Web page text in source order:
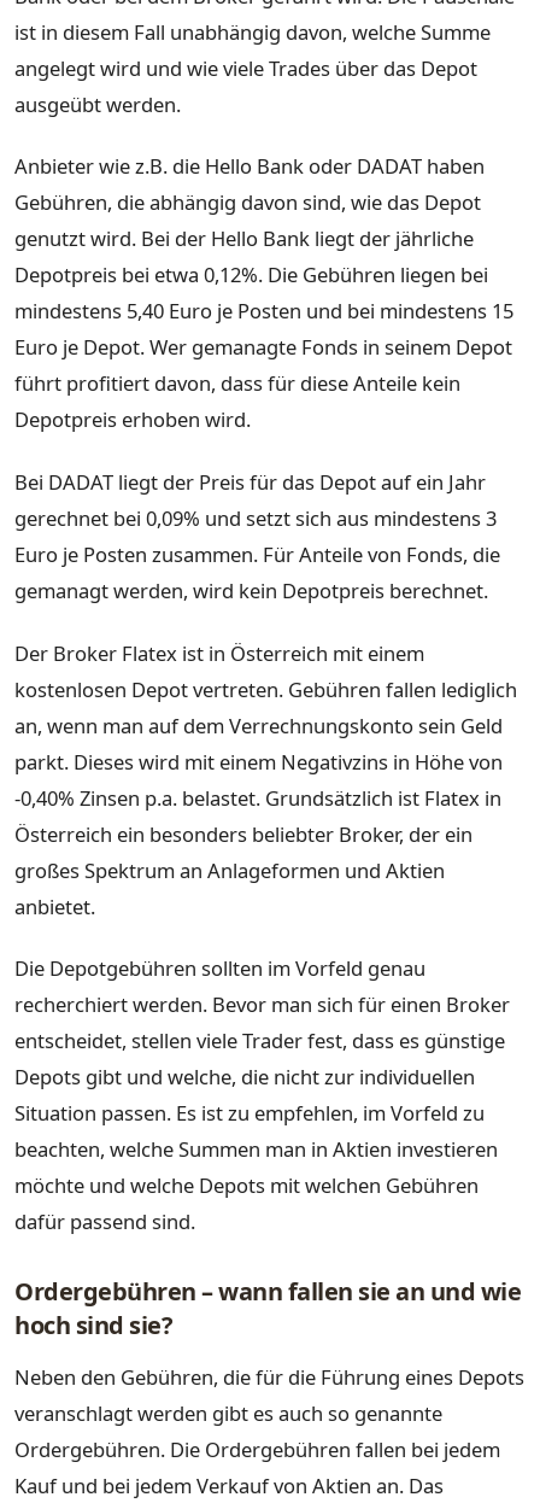
ist in diesem Fall unabhängig davon, welche Summe
angelegt wird und wie viele Trades über das Depot
ausgeübt werden.
Anbieter wie z.B. die Hello Bank oder DADAT haben
Gebühren, die abhängig davon sind, wie das Depot
genutzt wird. Bei der Hello Bank liegt der jährliche
Depotpreis bei etwa 0,12%. Die Gebühren liegen bei
mindestens 5,40 Euro je Posten und bei mindestens 15
Euro je Depot. Wer gemanagte Fonds in seinem Depot
führt profitiert davon, dass für diese Anteile kein
Depotpreis erhoben wird.
Bei DADAT liegt der Preis für das Depot auf ein Jahr
gerechnet bei 0,09% und setzt sich aus mindestens 3
Euro je Posten zusammen. Für Anteile von Fonds, die
gemanagt werden, wird kein Depotpreis berechnet.
Der Broker Flatex ist in Österreich mit einem
kostenlosen Depot vertreten. Gebühren fallen lediglich
an, wenn man auf dem Verrechnungskonto sein Geld
parkt. Dieses wird mit einem Negativzins in Höhe von
-0,40% Zinsen p.a. belastet. Grundsätzlich ist Flatex in
Österreich ein besonders beliebter Broker, der ein
großes Spektrum an Anlageformen und Aktien
anbietet.
Die Depotgebühren sollten im Vorfeld genau
recherchiert werden. Bevor man sich für einen Broker
entscheidet, stellen viele Trader fest, dass es günstige
Depots gibt und welche, die nicht zur individuellen
Situation passen. Es ist zu empfehlen, im Vorfeld zu
beachten, welche Summen man in Aktien investieren
möchte und welche Depots mit welchen Gebühren
dafür passend sind.
Ordergebühren – wann fallen sie an und wie
hoch sind sie?
Neben den Gebühren, die für die Führung eines Depots
veranschlagt werden gibt es auch so genannte
Ordergebühren. Die Ordergebühren fallen bei jedem
Kauf und bei jedem Verkauf von Aktien an. Das